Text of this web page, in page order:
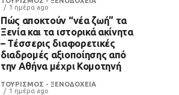
1 ημέρα ago
Πώς αποκτούν “νέα ζωή” τα
Ξενία και τα ιστορικά ακίνητα
– Τέσσερις διαφορετικές
διαδρομές αξιοποίησης από
την Αθήνα μέχρι Κομοτηνή
ΤΟΥΡΙΣΜΟΣ - ΞΕΝΟΔΟΧΕΙΑ
1 ημέρα ago